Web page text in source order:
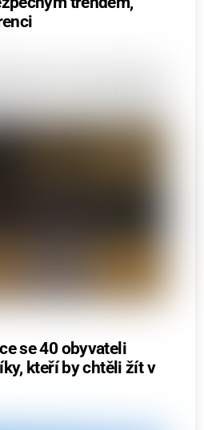
se 40 obyvateli
kteří by chtěli žít v